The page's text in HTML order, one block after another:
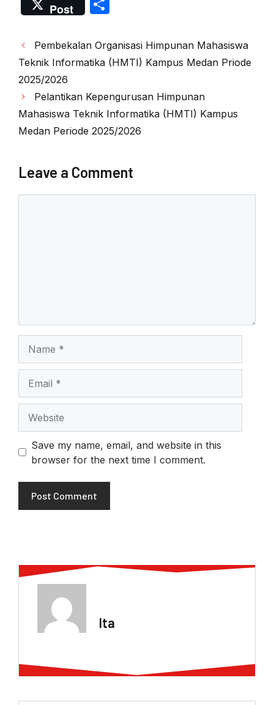
c
e
b
o
o
k
itt
er
ail
s
A
p
Post
ar
e
Post
navigation
Pembekalan Organisasi Himpunan Mahasiswa
Teknik Informatika (HMTI) Kampus Medan Priode
2025/2026
Pelantikan Kepengurusan Himpunan
Mahasiswa Teknik Informatika (HMTI) Kampus
Medan Periode 2025/2026
Leave a Comment
Save my name, email, and website in this
browser for the next time I comment.
Ita